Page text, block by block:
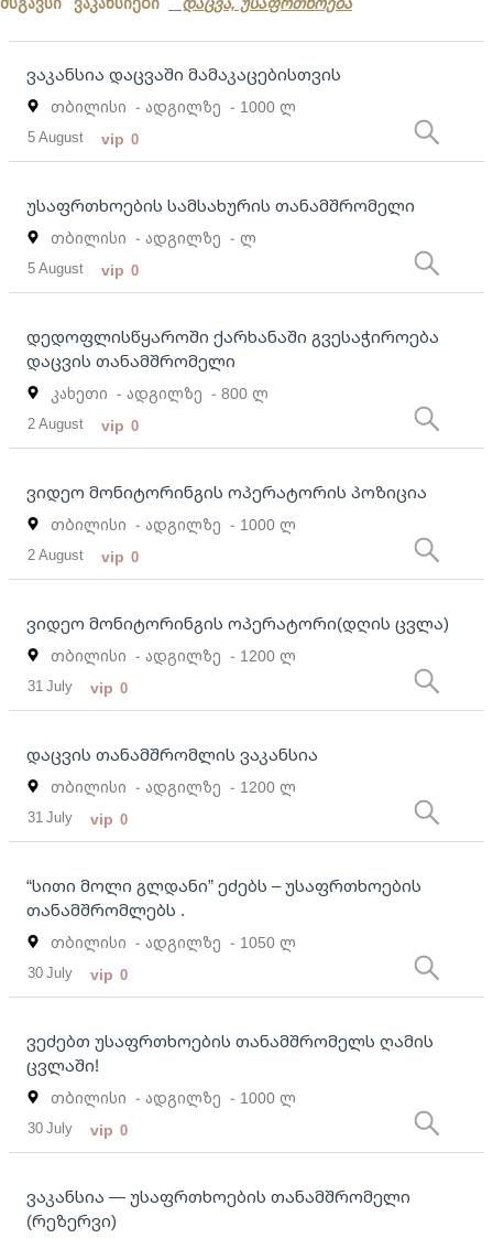
ვაკანსია დაცვაში მამაკაცებისთვის
თბილისი - ადგილზე - 1000 ლ
5 August vip 0
უსაფრთხოების სამსახურის თანამშრომელი
თბილისი - ადგილზე - ლ
5 August vip 0
დედოფლისწყაროში ქარხანაში გვესაჭიროება
დაცვის თანამშრომელი
კახეთი - ადგილზე - 800 ლ
2 August vip 0
ვიდეო მონიტორინგის ოპერატორის პოზიცია
თბილისი - ადგილზე - 1000 ლ
2 August vip 0
ვიდეო მონიტორინგის ოპერატორი(დღის ცვლა)
თბილისი - ადგილზე - 1200 ლ
31 July vip 0
დაცვის თანამშრომლის ვაკანსია
თბილისი - ადგილზე - 1200 ლ
31 July vip 0
“სითი მოლი გლდანი” ეძებს – უსაფრთხოების
თანამშრომლებს .
თბილისი - ადგილზე - 1050 ლ
30 July vip 0
ვეძებთ უსაფრთხოების თანამშრომელს ღამის
ცვლაში!
თბილისი - ადგილზე - 1000 ლ
30 July vip 0
ვაკანსია — უსაფრთხოების თანამშრომელი
(რეზერვი)